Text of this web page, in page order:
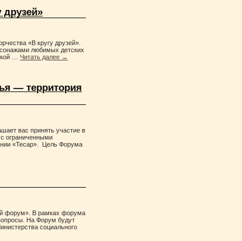
друзей»
«В кругу друзей».
любимых детских
… Читать далее →
— территория
вас принять участие в
ограниченными
«Тесар». Цель Форума
форум». В рамках форума
На Форум будут
социального